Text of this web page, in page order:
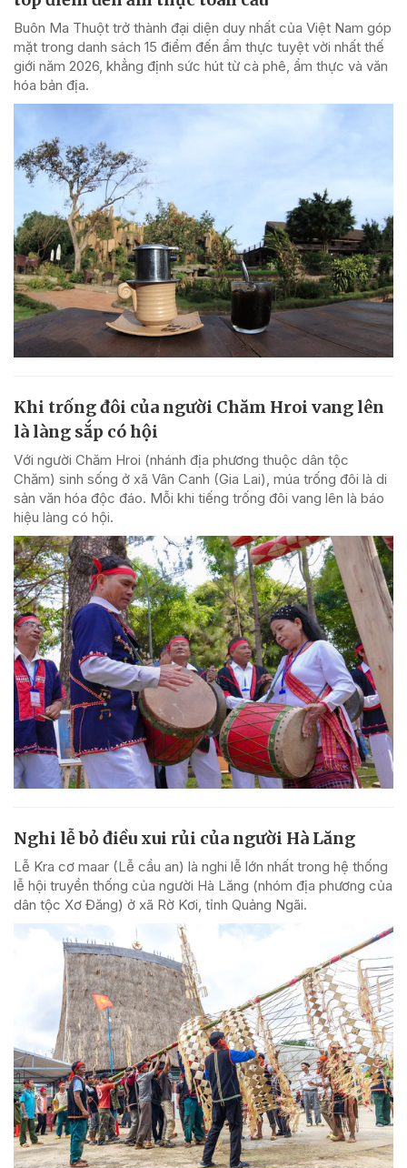
Buôn Ma Thuột trở thành đại diện duy nhất của Việt Nam góp
mặt trong danh sách 15 điểm đến ẩm thực tuyệt vời nhất thế
giới năm 2026, khẳng định sức hút từ cà phê, ẩm thực và văn
hóa bản địa.
Khi trống đôi của người Chăm Hroi vang lên
là làng sắp có hội
Với người Chăm Hroi (nhánh địa phương thuộc dân tộc
Chăm) sinh sống ở xã Vân Canh (Gia Lai), múa trống đôi là di
sản văn hóa độc đáo. Mỗi khi tiếng trống đôi vang lên là báo
hiệu làng có hội.
Nghi lễ bỏ điều xui rủi của người Hà Lăng
Lễ Kra cơ maar (Lễ cầu an) là nghi lễ lớn nhất trong hệ thống
lễ hội truyền thống của người Hà Lăng (nhóm địa phương của
dân tộc Xơ Đăng) ở xã Rờ Kơi, tỉnh Quảng Ngãi.